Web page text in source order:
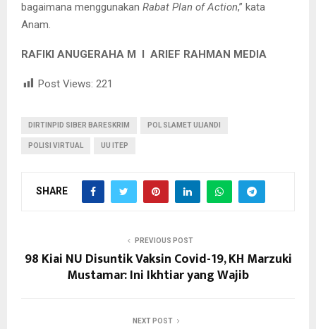
bagaimana menggunakan Rabat Plan of Action,” kata
Anam.
RAFIKI ANUGERAHA M I ARIEF RAHMAN MEDIA
Post Views: 221
DIRTINPID SIBER BARESKRIM POL SLAMET ULIANDI
POLISI VIRTUAL UU ITEP
SHARE
PREVIOUS POST
98 Kiai NU Disuntik Vaksin Covid-19, KH Marzuki
Mustamar: Ini Ikhtiar yang Wajib
NEXT POST